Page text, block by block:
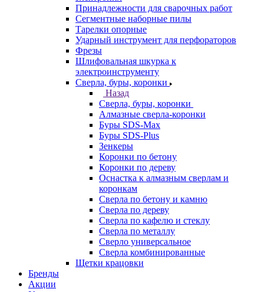
Принадлежности для сварочных работ
Сегментные наборные пилы
Тарелки опорные
Ударный инструмент для перфораторов
Фрезы
Шлифовальная шкурка к
электроинструменту
Сверла, буры, коронки
Назад
Сверла, буры, коронки
Алмазные сверла-коронки
Буры SDS-Max
Буры SDS-Plus
Зенкеры
Коронки по бетону
Коронки по дереву
Оснастка к алмазным сверлам и
коронкам
Сверла по бетону и камню
Сверла по дереву
Сверла по кафелю и стеклу
Сверла по металлу
Сверло универсальное
Сверла комбинированные
Щетки крацовки
Бренды
Акции